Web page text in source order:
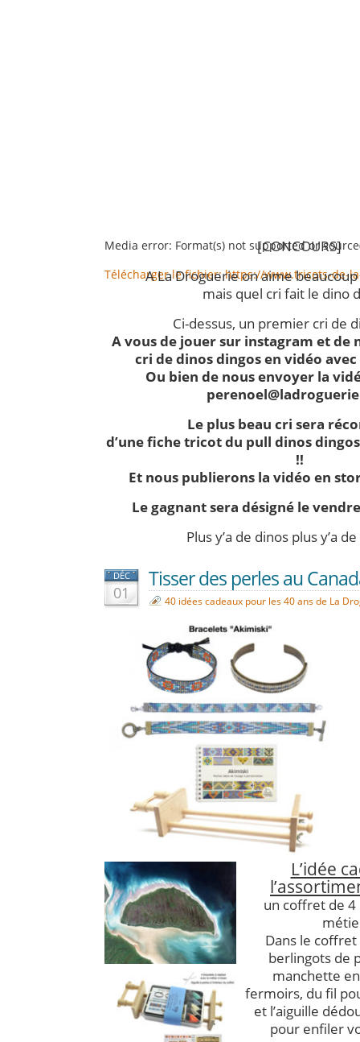
Media error: Format(s) not supported or
Télécharger le fichier: https://www.tricots-de-
[CONCOURS]
A La Droguerie on aime
mais quel cri fait le dino
Ci-dessus, un premier cri de
A vous de jouer sur instagram et
cri de dinos dingos en vidéo
Ou bien de nous envoyer la
Le plus beau cri sera
d’une fiche tricot du pull dinos
!!
Et nous publierons la vidéo en
Le gagnant sera désigné le
Plus y’a de dinos plus y’a
DÉC
01
Tisser des perles au
40 idées cadeaux pour les 40 ans de La
L’idée
un coffret de 4
Dans le
berlingots de
manchette
fermoirs, du fil
et l’aiguille
pour enfiler